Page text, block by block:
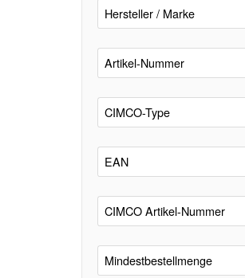
Hersteller / Marke
Artikel-Nummer
CIMCO-Type
EAN
CIMCO Artikel-Nummer
Mindestbestellmenge